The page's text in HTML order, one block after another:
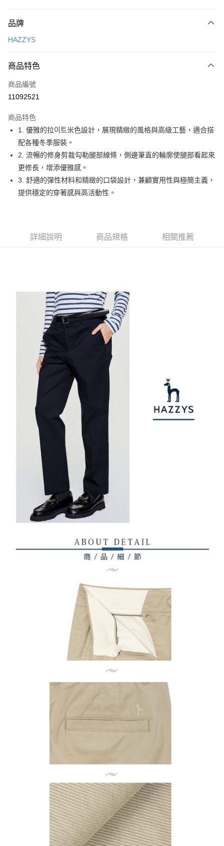
信用卡一次付款
LINE Pay
Apple Pay
悠遊付
大哥付你分期
相關說明
【大哥付你分期使用說明】
1.本服務由台灣大哥大提供，台灣大哥大用戶可立即使用無須另外申請。
2.付款方式選擇「大哥付你分期」，訂單成立後會自動跳轉到大哥付的交易
流程，驗證手機門號後，選擇欲分期的期數、繳款截止日，確認付款後即完
法說明評估內容。
【注意事項】
1.本服務係由「台灣大哥大股份有限公司」（以下簡稱本公司）所提供，讓
用戶於交易時，得透過本服務購買商品或服務，並由商店將買賣／分期付款
買賣價金債權讓與本公司後，依約使用本公司帳單繳交帳款。
2.基於同意付款使用「大哥付你分期」之契約關係目的，商店將以您的個人
資料（包含姓名、電話或地址）提供予台灣大哥大進項蒐集、處理及利用，
由本公司與您本人進行分期帳單所需資料之確認、核對及更正。
3.完整用戶服務條款，請詳閱以下連結：
AFTEE先享後付
相關說明
【關於「AFTEE先享後付」】
２．便利：只要手機號碼，簡訊認證，即可結帳。
３．安心：先確認商品／服務後，再付款。
３．收到繳費通知簡訊後14天內，點擊此簡訊中的連結，可透過四大超商／
ATM／網路銀行／等多元方式進行付款，方視為交易完成。
※ 請注意：結帳手續完成當下不需立刻繳費，但若您需要取消訂單，請聯絡
購買商品的店家。未經商家同意取消之訂單仍視為有效，需透過AFTEE先享
後付繳納相關費用。
※ 交易是否成功請以「AFTEE先享後付 」之結帳頁面顯示為準，若有關於
是否繳費成功／繳費後需取消欲退款等相關疑問，請聯繫「AFTEE先享後付
客戶支援中心」https://netprotections.freshdesk.com/support/home
【注意事項】
１．透過由恩沛科技股份有限公司提供之「AFTEE先享後付」服務完成之交
易，需依本服務之必要範圍內提供個人資料，並將交易相關給付款項請求債
權轉讓予恩沛科技股份有限公司。
２．關於個人資料處理事宜，請瀏覽以下網址：
https://aftee.tw/terms/#terms3
３．未成年的使用者請事先徵得法定代理人或監護人之同意方可使用
「AFTEE先享後付」，若未經同意申辦者引起之損失，本公司不負相關責
４．使用「AFTEE先享後付」時，將依據個別帳號之用戶狀況，依本公司即
時審查核予不同之上限額度；若仍有額度不足之情形，本公司將視審查結果
請求用戶進行身份認證。
５．嚴禁一人註冊多個帳號或使用他人資訊註冊。若發現惡意使用之情形，
恩沛科技股份有限公司將有權停止該用戶之使用額度並採取法律行動。
萊爾富取貨付款
付款後萊爾富取貨
7-11取貨付款
付款後7-11取貨
品牌
HAZZYS
商品特色
商品編號
11092521
商品特色
1. 優雅的拉이트米色設計，展現精緻的風格與高級工藝，適合搭
配各種冬季服裝。
2. 流暢的修身剪裁勾勒腿部線條，側邊筆直的輪廓使腿部看起來
更修長，增添優雅感。
3. 舒適的彈性材料和精緻的口袋設計，兼顧實用性與極簡主義，
提供穩定的穿著感與高活動性。
詳細說明 商品規格 相關推薦